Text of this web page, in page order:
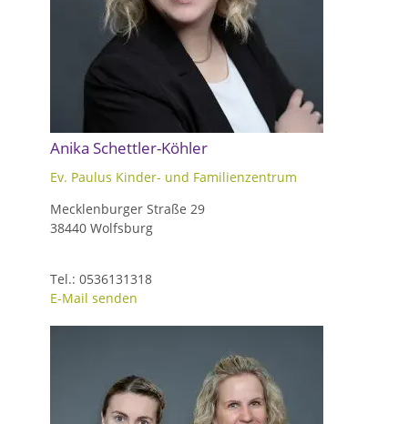
Anika Schettler-Köhler
Ev. Paulus Kinder- und Familienzentrum
Mecklenburger Straße 29
38440 Wolfsburg
Tel.: 0536131318
E-Mail senden